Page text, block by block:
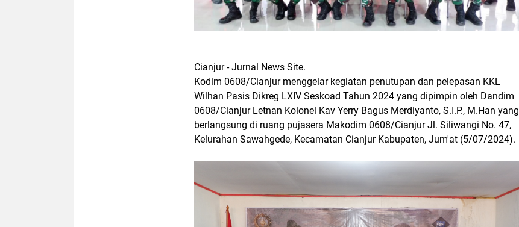
Cianjur - Jurnal News Site.
Kodim 0608/Cianjur menggelar kegiatan penutupan dan pelepasan KKL
Wilhan Pasis Dikreg LXIV Seskoad Tahun 2024 yang dipimpin oleh Dandim
0608/Cianjur Letnan Kolonel Kav Yerry Bagus Merdiyanto, S.I.P., M.Han yang
berlangsung di ruang pujasera Makodim 0608/Cianjur Jl. Siliwangi No. 47,
Kelurahan Sawahgede, Kecamatan Cianjur Kabupaten, Jum'at (5/07/2024).